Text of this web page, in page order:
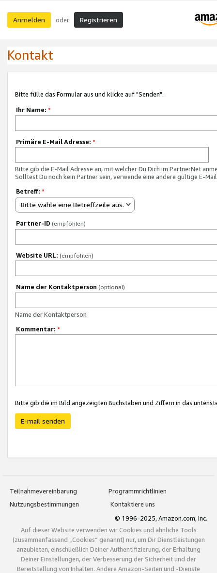
Anmelden oder Registrieren
Kontakt
Bitte fülle das Formular aus und klicke auf "Senden".
Ihr Name: *
Primäre E-Mail Adresse: *
Bitte gib die E-Mail Adresse an, mit welcher Du Dich im PartnerNet
Solltest Du noch kein Partner sein, verwende eine andere gültige E-
Betreff: *
Bitte wähle eine Betreffzeile aus.
Partner-ID (empfohlen)
Website URL: (empfohlen)
Name der Kontaktperson (optional)
Name der Kontaktperson
Kommentar: *
Bitte gib die im Bild angezeigten Buchstaben und Ziffern in das
E-mail senden
Teilnahmevereinbarung
Programmrichtlinien
Nutzungsbestimmungen
Kontaktiere uns
© 1996-2025, Amazon.com, Inc.
Auf dieser Website verwenden wir Cookies und ähnliche Tools
(zusammenfassend „Cookies“ genannt) nur, um Dir Dienstleistungen
anzubieten, einschließlich Deiner Authentifizierung, der Erhaltung
Deiner Einstellungen, der Verbesserung der Sicherheit und der
Bereitstellung von Inhalten. Andere Amazon-Seiten und -Dienste